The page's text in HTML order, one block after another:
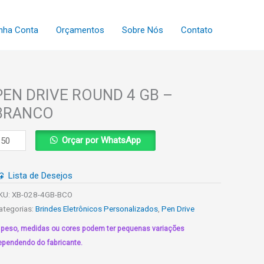
Conta Orçamentos Sobre Nós Contato
DRIVE ROUND 4 GB –
Orçar por WhatsApp
Lista de Desejos
XB-028-4GB-BCO
Brindes Eletrônicos Personalizados ,Pen Drive
peso, medidas ou cores podem ter pequenas variações
do fabricante.